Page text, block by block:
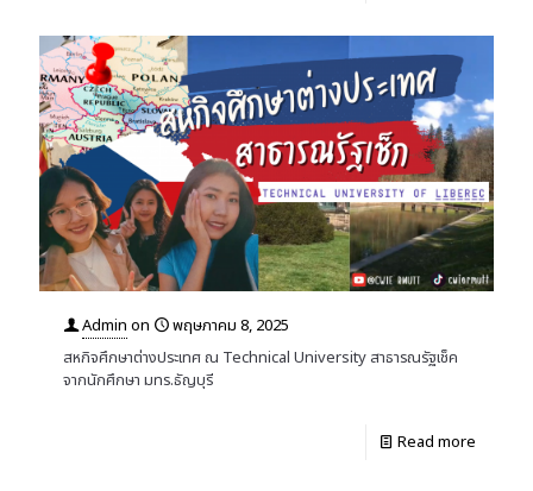
Admin on
พฤษภาคม 8, 2025
สหกิจศึกษาต่างประเทศ ณ Technical University สาธารณรัฐเช็ค
จากนักศึกษา มทร.ธัญบุรี
Read more